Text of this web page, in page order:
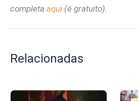
completa aqui (é gratuito).
Relacionadas